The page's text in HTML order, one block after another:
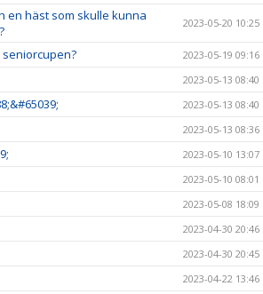
en häst som skulle kunna
2023-05-20 10:25
seniorcupen? 2023-05-19 09:16
2023-05-13 08:40
2023-05-13 08:40
2023-05-13 08:36
2023-05-10 13:07
2023-05-10 08:01
2023-05-08 18:09
2023-04-30 20:46
2023-04-30 20:45
2023-04-22 13:46